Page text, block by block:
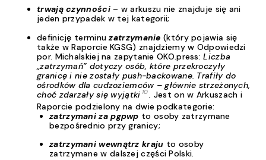
trwają czynności– w arkuszu nie znajduje się ani
jeden przypadek w tej kategorii;
definicję terminuzatrzymanie (który pojawia się
także w Raporcie KGSG) znajdziemy w Odpowiedzi
por. Michalskiej na zapytanie OKO.press:Liczba
„zatrzymań” dotyczy osób, które przekroczyły
granicę i nie zostały push-backowane. Trafiły do
ośrodków dla cudzoziemców – głównie strzeżonych,
choć zdarzały się wyjątki 10. Jest on w Arkuszach i
Raporcie podzielony na dwie podkategorie:
zatrzymani za pgpwp to osoby zatrzymane
bezpośrednio przy granicy;
zatrzymani wewnątrz kraju to osoby
zatrzymane w dalszej części Polski.